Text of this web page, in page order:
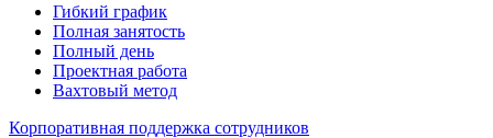
Гибкий график
Полная занятость
Полный день
Проектная работа
Вахтовый метод
Корпоративная поддержка сотрудников